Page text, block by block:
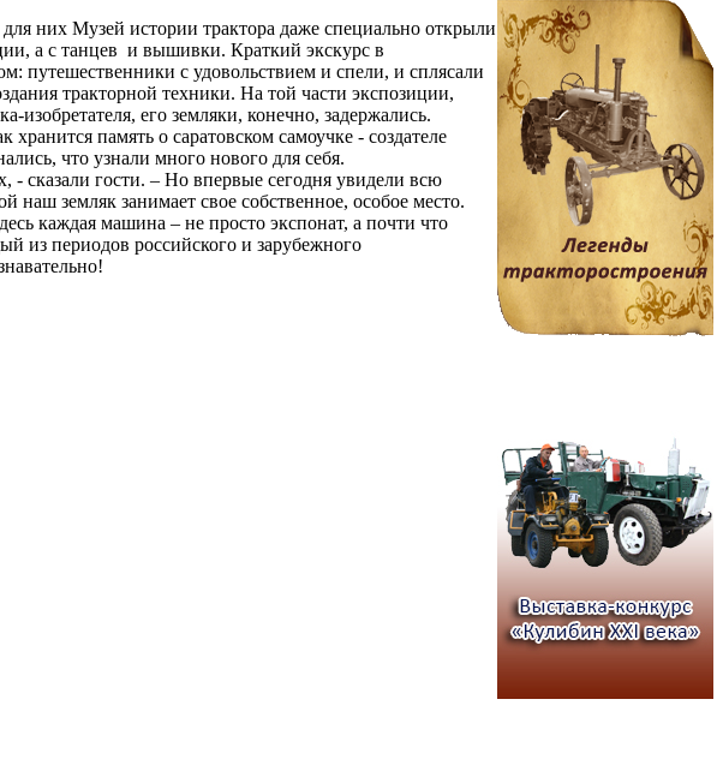
них Музей истории трактора даже специально открыли
а с танцев и вышивки. Краткий экскурс в
путешественники с удовольствием и спели, и сплясали
тракторной техники. На той части экспозиции,
изобретателя, его земляки, конечно, задержались.
память о саратовском самоучке - создателе
что узнали много нового для себя.
сказали гости. – Но впервые сегодня увидели всю
наш земляк занимает свое собственное, особое место.
каждая машина – не просто экспонат, а почти что
из периодов российского и зарубежного